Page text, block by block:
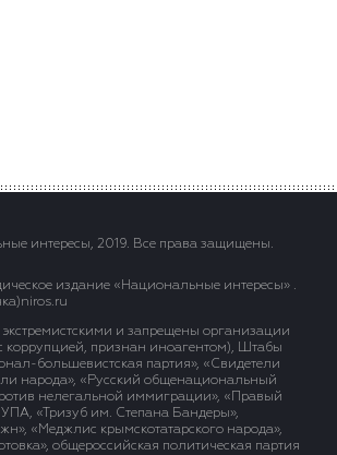
интересы, 2019. Все права защищены.
издание «Национальные интересы» .
и запрещены организации
признан иноагентом), Штабы
большевистская партия», «Свидетели
народа», «Русский общенациональный
нелегальной иммиграции», «Правый
«Тризуб им. Степана Бандеры»,
«Меджлис крымскотатарского народа»,
общероссийская политическая партия